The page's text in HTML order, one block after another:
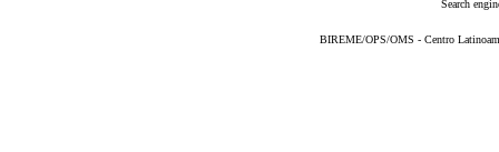
Search
BIREME/OPS/OMS - Centro